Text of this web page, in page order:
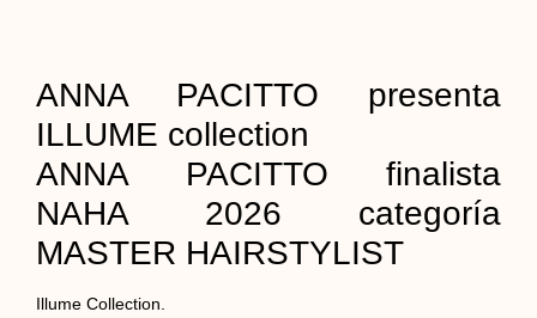
ANNA PACITTO presenta
ILLUME collection
ANNA PACITTO finalista
NAHA 2026 categoría
MASTER HAIRSTYLIST
Illume Collection.